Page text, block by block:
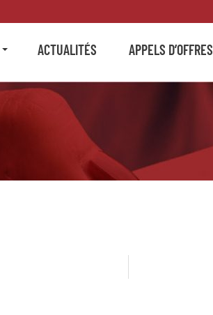
ACTUALITÉS APPELS D’OFFRES